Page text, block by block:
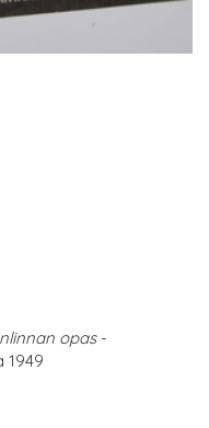
opas-
1949